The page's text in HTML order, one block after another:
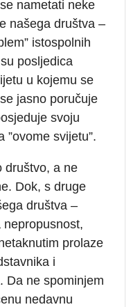
nametati neke
našega društva –
istospolnih
posljedica
u kojemu se
jasno poručuje
svoju
”ovome svijetu”.
društvo, a ne
Dok, s druge
društva –
prolaze
i
Da ne spominjem
nedavnu